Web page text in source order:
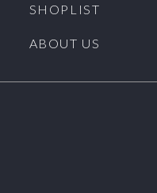
SHOPLIST
ABOUT US